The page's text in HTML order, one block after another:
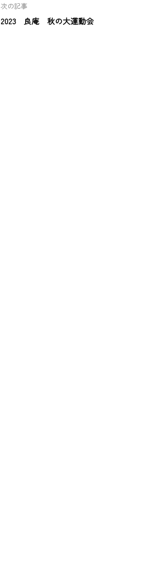
次の記事
2023 良庵 秋の大運動会